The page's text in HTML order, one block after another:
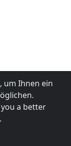
um Ihnen ein
a better